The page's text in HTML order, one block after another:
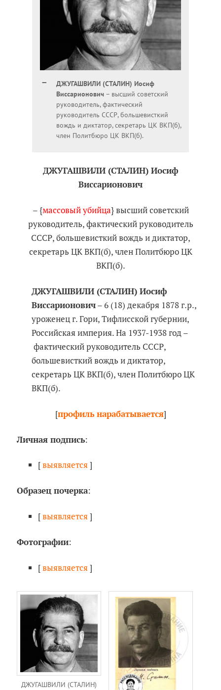
ДЖУГАШВИЛИ (СТАЛИН) Иосиф
Виссарионович – высший советский
руководитель, фактический
руководитель СССР, большевисткий
вождь и диктатор, секретарь ЦК ВКП(б),
член Политбюро ЦК ВКП(б).
ДЖУГАШВИЛИ (СТАЛИН) Иосиф
Виссарионович
– {массовый убийца} высший советский
руководитель, фактический руководитель
СССР, большевисткий вождь и диктатор,
секретарь ЦК ВКП(б), член Политбюро ЦК
ВКП(б).
ДЖУГАШВИЛИ (СТАЛИН) Иосиф
Виссарионович– 6 (18) декабря 1878 г.р.,
уроженец г. Гори, Тифлисской губернии,
Российская империя. На 1937-1938 год –
фактический руководитель СССР,
большевисткий вождь и диктатор,
секретарь ЦК ВКП(б), член Политбюро ЦК
ВКП(б).
[профиль нарабатывается]
Личная подпись:
[выявляется]
Образец почерка:
[выявляется]
Фотографии:
[выявляется]
ДЖУГАШВИЛИ (СТАЛИН)